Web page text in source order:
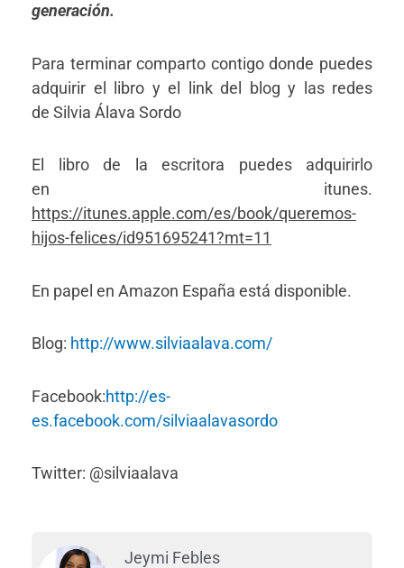
generación.
Para terminar comparto contigo donde puedes
adquirir el libro y el link del blog y las redes
de Silvia Álava Sordo
El libro de la escritora puedes adquirirlo
en itunes.
https://itunes.apple.com/es/book/queremos-
hijos-felices/id951695241?mt=11
En papel en Amazon España está disponible.
Blog: http://www.silviaalava.com/
Facebook:http://es-
es.facebook.com/silviaalavasordo
Twitter: @silviaalava
Jeymi Febles